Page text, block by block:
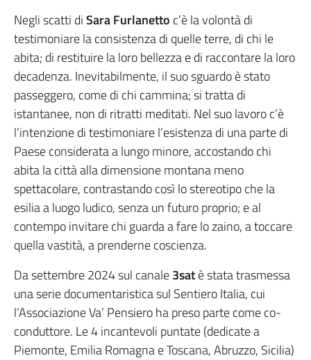
Negli scatti diSara Furlanetto c’è la volontà di
testimoniare la consistenza di quelle terre, di chi le
abita; di restituire la loro bellezza e di raccontare la loro
decadenza. Inevitabilmente, il suo sguardo è stato
passeggero, come di chi cammina; si tratta di
istantanee, non di ritratti meditati. Nel suo lavoro c’è
l’intenzione di testimoniare l’esistenza di una parte di
Paese considerata a lungo minore, accostando chi
abita la città alla dimensione montana meno
spettacolare, contrastando così lo stereotipo che la
esilia a luogo ludico, senza un futuro proprio; e al
contempo invitare chi guarda a fare lo zaino, a toccare
quella vastità, a prenderne coscienza.
Da settembre 2024 sul canale3satè stata trasmessa
una serie documentaristica sul Sentiero Italia, cui
l’Associazione Va’ Pensiero ha preso parte come co-
conduttore. Le 4 incantevoli puntate (dedicate a
Piemonte, Emilia Romagna e Toscana, Abruzzo, Sicilia)